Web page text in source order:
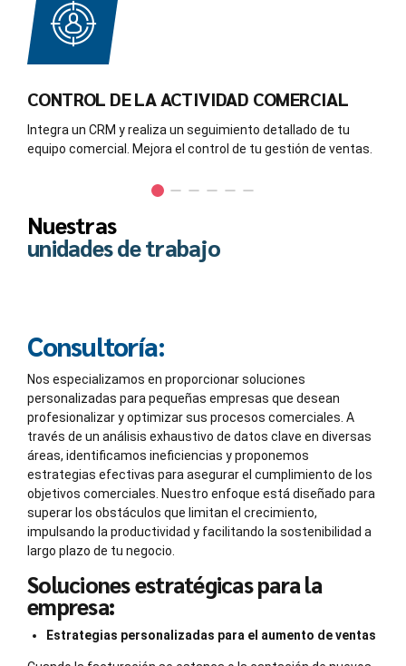
CONTROL DE LA ACTIVIDAD COMERCIAL
Integra un CRM y realiza un seguimiento detallado de tu
equipo comercial. Mejora el control de tu gestión de ventas.
Nuestras
unidades de trabajo
Consultoría:
Nos especializamos en proporcionar soluciones
personalizadas para pequeñas empresas que desean
profesionalizar y optimizar sus procesos comerciales. A
través de un análisis exhaustivo de datos clave en diversas
áreas, identificamos ineficiencias y proponemos
estrategias efectivas para asegurar el cumplimiento de los
objetivos comerciales. Nuestro enfoque está diseñado para
superar los obstáculos que limitan el crecimiento,
impulsando la productividad y facilitando la sostenibilidad a
largo plazo de tu negocio.
Soluciones estratégicas para la
empresa:
Estrategias personalizadas para el aumento de ventas